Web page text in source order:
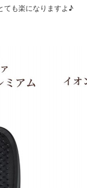
ても楽になりますよ♪